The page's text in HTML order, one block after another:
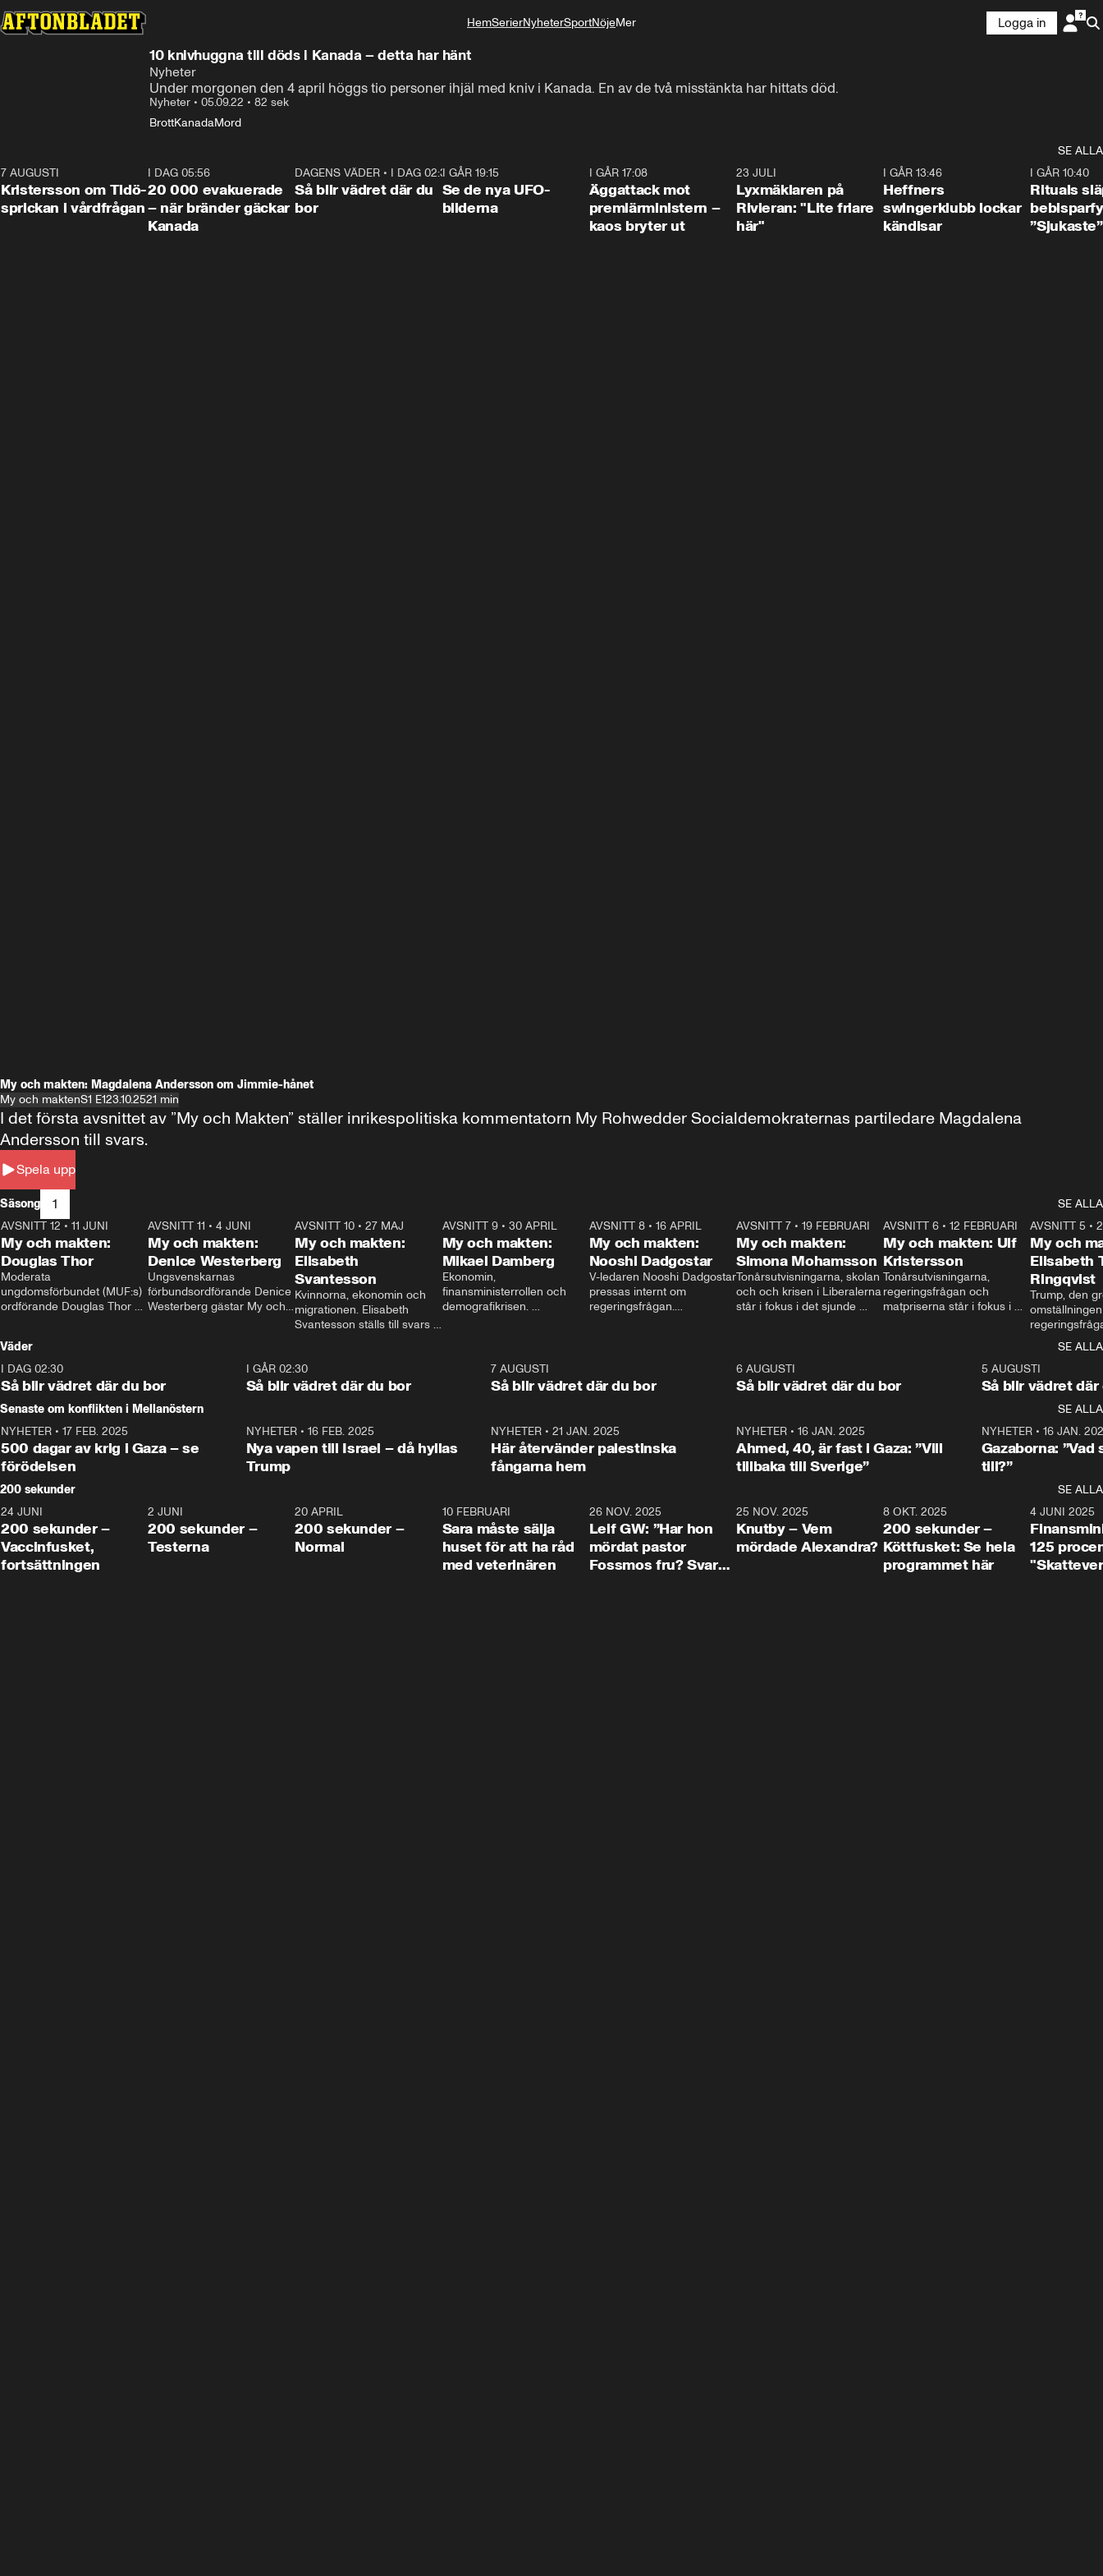
HemSerierNyheterSportNöjeMer
Logga in
10 knivhuggna till döds i Kanada – detta har hänt
Nyheter
Under morgonen den 4 april höggs tio personer ihjäl med kniv i Kanada. En av de två misstänkta har hittats död.
Nyheter • 05.09.22 • 82 sek
BrottKanadaMord
SE ALLA
7 AUGUSTI
Kristersson om Tidö-
sprickan i vårdfrågan
I DAG 05:56
20 000 evakuerade
– när bränder gäckar
Kanada
1:06
DAGENS VÄDER • I DAG 02:30
Så blir vädret där du
bor
I GÅR 19:15
Se de nya UFO-
bilderna
I GÅR 17:08
Äggattack mot
premiärministern –
kaos bryter ut
23 JULI
Lyxmäklaren på
Rivieran: "Lite friare
här"
I GÅR 13:46
Heffners
swingerklubb lockar
kändisar
I GÅR 10:40
Rituals
”Sjukaste”
My och makten: Magdalena Andersson om Jimmie-hånet
My och maktenS1 E123.10.2521 min
Spela upp
I det första avsnittet av ”My och Makten” ställer inrikespolitiska kommentatorn My Rohwedder Socialdemokraternas partiledare Magdalena
Andersson till svars.
Säsong 1
SE ALLA
26:27
AVSNITT 12 • 11 JUNI
My och makten:
Douglas Thor
Moderata
ungdomsförbundet (MUF:s)
ordförande Douglas Thor
tonårsutvisningarna och hur
Moderaterna ska locka
väljare till valet i höst.
23:40
AVSNITT 11 •4 JUNI
My och makten:
Denice Westerberg
Ungsvenskarnas
förbundsordförande Denice
Westerberg gästar My och
AVSNITT 10 •27 MAJ
My och makten:
Elisabeth
Svantesson
Kvinnorna, ekonomin och
migrationen. Elisabeth
Svantesson ställs till svars
AVSNITT 9• 30 APRIL
My och makten:
Mikael Damberg
Ekonomin,
finansministerrollen och
demografikrisen.
och Makten.
AVSNITT 8• 16 APRIL
My och makten:
Nooshi Dadgostar
V-ledaren Nooshi Dadgostar
pressas internt om
regeringsfrågan.
– Vi ställer upp i val. Ska vi
vara med så sitter vi förstås
24:30
AVSNITT 7• 19 FEBRUARI
My och makten:
Simona Mohamsson
Tonårsutvisningarna, skolan
och och krisen i Liberalerna
står i fokus i det sjunde
kommentator My
Rohwedder ställer
utbildnings- och
Mohamsson till svars.
27:30
AVSNITT 6 •12 FEBRUARI
My och makten: Ulf
Kristersson
Tonårsutvisningarna,
regeringsfrågan och
matpriserna står i fokus i
Rohwedder ställer
statsminister Ulf Kristersson
AVSNITT 5 •
My och
Elisabeth
Ringqvist
Trump, den
centrum i
avsnittet av
Makten”. Se
Aftonbladets
Rohwedder
Thand Ring
Väder
SE ALLA
I DAG 02:30
Så blir vädret där du bor
1:06
I GÅR 02:30
Så blir vädret där du bor
7 AUGUSTI
Så blir vädret där du bor
6 AUGUSTI
Så blir vädret där du bor
5 AUGUSTI
Så blir vädret där
Senaste om konflikten i Mellanöstern
SE ALLA
NYHETER • 17 FEB. 2025
500 dagar av krig i Gaza – se
förödelsen
NYHETER• 16 FEB. 2025
Nya vapen till Israel – då hyllas
Trump
NYHETER •21 JAN. 2025
Här återvänder palestinska
fångarna hem
NYHETER• 16 JAN. 2025
Ahmed, 40, är fast i Gaza: ”Vill
tillbaka till Sverige”
NYHETER• 16 JAN.
Gazaborna:
till?”
200 sekunder
SE ALLA
5:00
24 JUNI
200 sekunder –
Vaccinfusket,
fortsättningen
4:23
2 JUNI
200 sekunder –
Testerna
20 APRIL
200 sekunder –
Normal
10 FEBRUARI
Sara måste sälja
huset för att ha råd
med veterinären
26 NOV. 2025
Leif GW: ”Har hon
mördat pastor
Fossmos fru? Svar
31:05
25 NOV. 2025
Knutby – Vem
mördade Alexandra?
4:29
8 OKT. 2025
200 sekunder –
Köttfusket: Se hela
programmet här
4 JUNI 2025
125